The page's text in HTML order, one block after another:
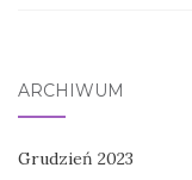
ARCHIWUM
Grudzień 2023